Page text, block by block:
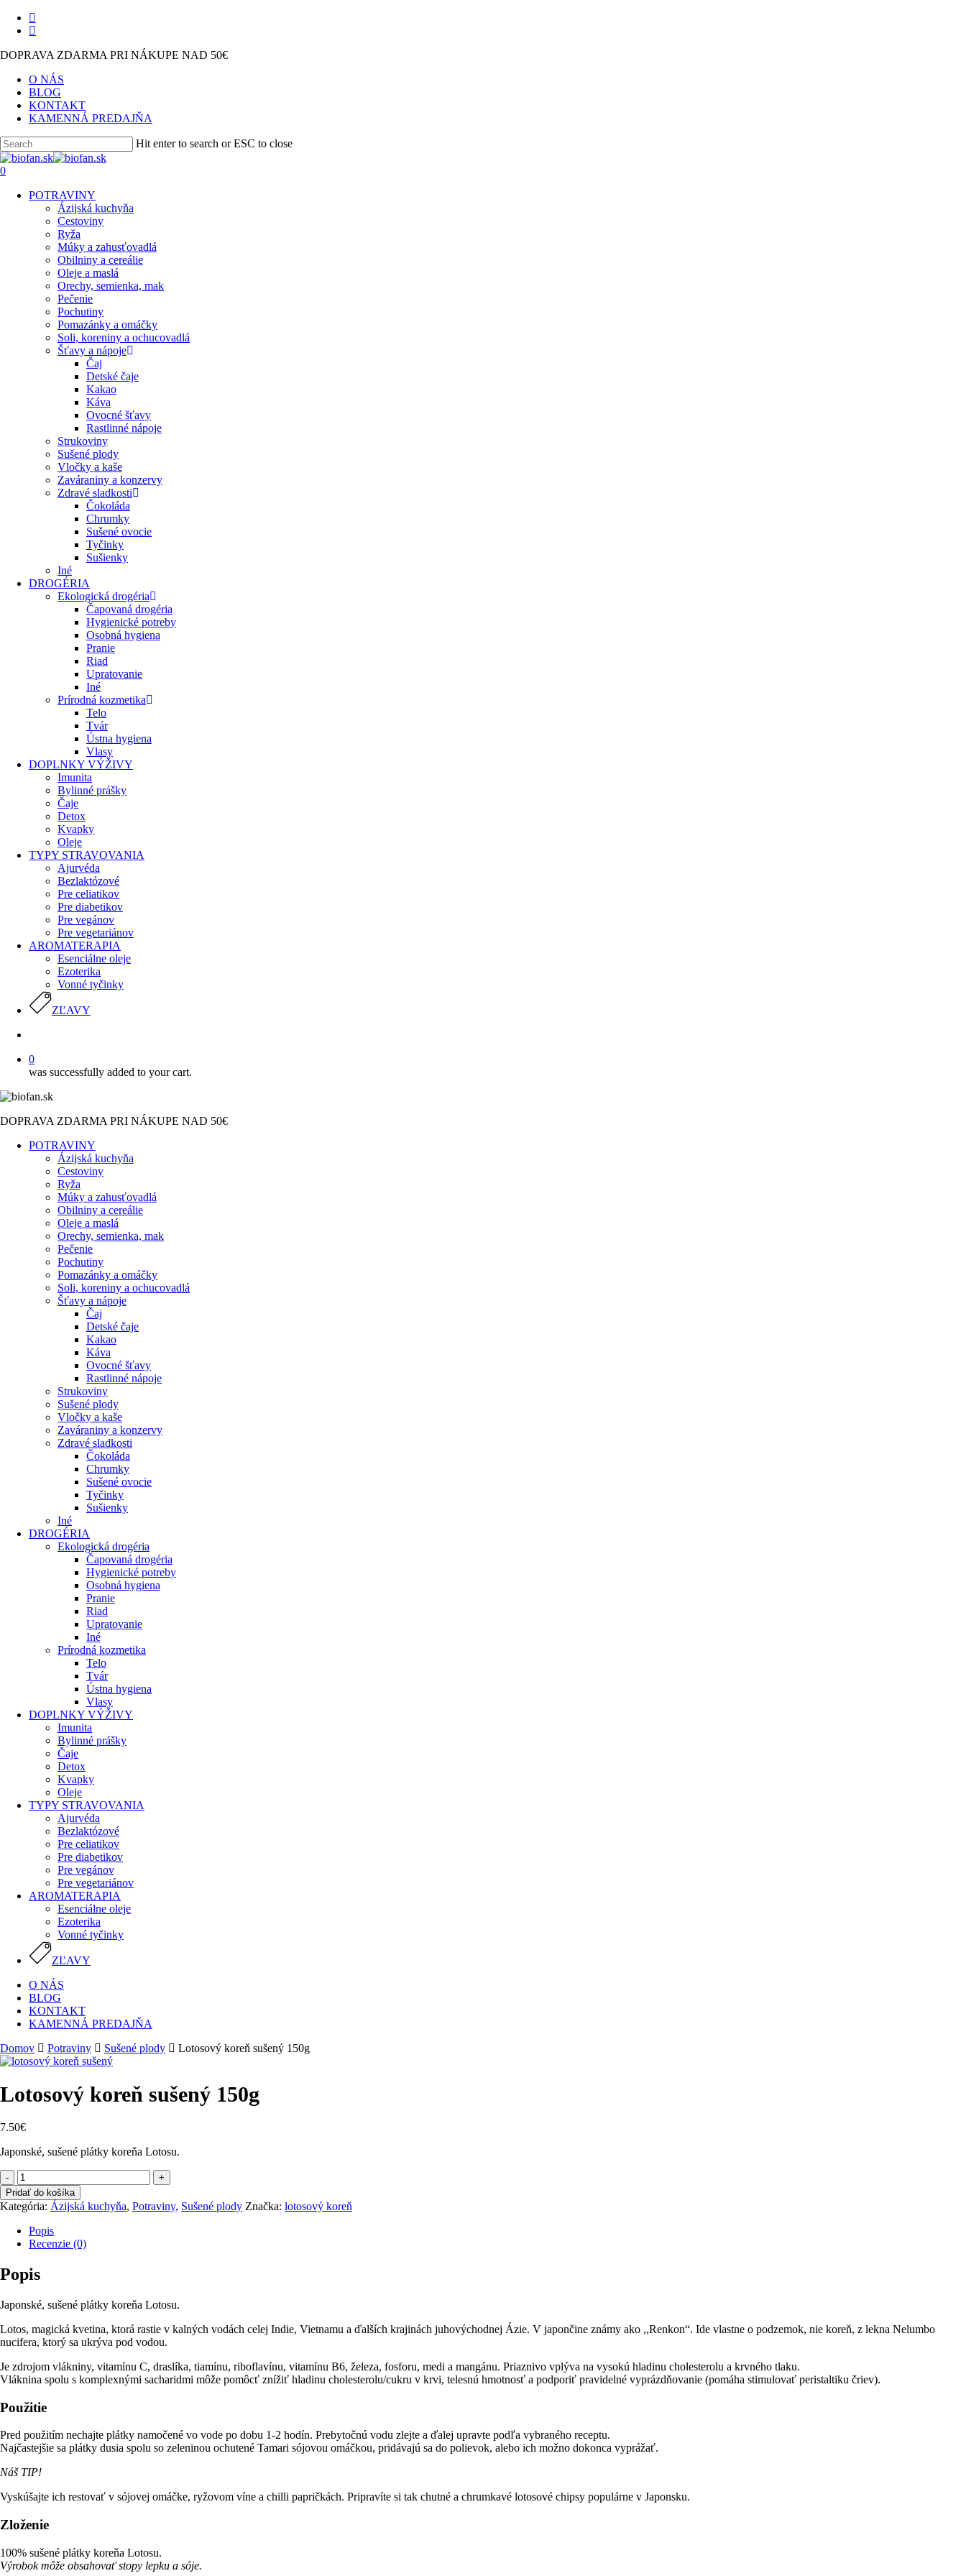
Skip
content
facebook
instagram
DOPRAVA ZDARMA PRI NÁKUPE NAD 50€
O NÁS
BLOG
KONTAKT
KAMENNÁ PREDAJŇA
Hit enter to search or ESC to close
Close
Search
search
0
POTRAVINY
Ázijská kuchyňa
Cestoviny
Ryža
Múky a zahusťovadlá
Obilniny a cereálie
Oleje a maslá
Orechy, semienka, mak
Pečenie
Pochutiny
Pomazánky a omáčky
Soli, koreniny a ochucovadlá
Šťavy a nápoje
Čaj
Detské čaje
Kakao
Káva
Ovocné šťavy
Rastlinné nápoje
Strukoviny
Sušené plody
Vločky a kaše
Zaváraniny a konzervy
Zdravé sladkosti
Čokoláda
Chrumky
Sušené ovocie
Tyčinky
Sušienky
Iné
DROGÉRIA
Ekologická drogéria
Čapovaná drogéria
Hygienické potreby
Osobná hygiena
Pranie
Riad
Upratovanie
Iné
Prírodná kozmetika
Telo
Tvár
Ústna hygiena
Vlasy
DOPLNKY VÝŽIVY
Imunita
Bylinné prášky
Čaje
Detox
Kvapky
Oleje
TYPY STRAVOVANIA
Ajurvéda
Bezlaktózové
Pre celiatikov
Pre diabetikov
Pre vegánov
Pre vegetariánov
AROMATERAPIA
Esenciálne oleje
Ezoterika
Vonné tyčinky
ZĽAVY
0
was successfully added to your cart.
DOPRAVA ZDARMA PRI NÁKUPE NAD 50€
POTRAVINY
Ázijská kuchyňa
Cestoviny
Ryža
Múky a zahusťovadlá
Obilniny a cereálie
Oleje a maslá
Orechy, semienka, mak
Pečenie
Pochutiny
Pomazánky a omáčky
Soli, koreniny a ochucovadlá
Šťavy a nápoje
Čaj
Detské čaje
Kakao
Káva
Ovocné šťavy
Rastlinné nápoje
Strukoviny
Sušené plody
Vločky a kaše
Zaváraniny a konzervy
Zdravé sladkosti
Čokoláda
Chrumky
Sušené ovocie
Tyčinky
Sušienky
Iné
DROGÉRIA
Ekologická drogéria
Čapovaná drogéria
Hygienické potreby
Osobná hygiena
Pranie
Riad
Upratovanie
Iné
Prírodná kozmetika
Telo
Tvár
Ústna hygiena
Vlasy
DOPLNKY VÝŽIVY
Imunita
Bylinné prášky
Čaje
Detox
Kvapky
Oleje
TYPY STRAVOVANIA
Ajurvéda
Bezlaktózové
Pre celiatikov
Pre diabetikov
Pre vegánov
Pre vegetariánov
AROMATERAPIA
Esenciálne oleje
Ezoterika
Vonné tyčinky
ZĽAVY
O NÁS
BLOG
KONTAKT
KAMENNÁ PREDAJŇA
Domov
Potraviny Sušené plody Lotosový koreň sušený 150g
Lotosový koreň sušený 150g
7.50€
Japonské, sušené plátky koreňa Lotosu.
množstvo
Lotosový
koreň
sušený
150g
Pridať do košíka
Kategória: Ázijská kuchyňa, Potraviny, Sušené plody Značka: lotosový koreň
Popis
Recenzie (0)
Popis
Japonské, sušené plátky koreňa Lotosu.
Lotos, magická kvetina, ktorá rastie v kalných vodách celej Indie, Vietnamu a ďalších krajinách juhovýchodnej Ázie. V japončine známy ako ,,Renkon“. Ide vlastne o podzemok, nie koreň, z lekna Nelumbo
nucifera, ktorý sa ukrýva pod vodou.
Je zdrojom vlákniny, vitamínu C, draslíka, tiamínu, riboflavínu, vitamínu B6, železa, fosforu, medi a mangánu. Priaznivo vplýva na vysokú hladinu cholesterolu a krvného tlaku.
Vláknina spolu s komplexnými sacharidmi môže pomôcť znížiť hladinu cholesterolu/cukru v krvi, telesnú hmotnosť a podporiť pravidelné vyprázdňovanie (pomáha stimulovať peristaltiku čriev).
Použitie
Pred použitím nechajte plátky namočené vo vode po dobu 1-2 hodín. Prebytočnú vodu zlejte a ďalej upravte podľa vybraného receptu.
Najčastejšie sa plátky dusia spolu so zeleninou ochutené Tamari sójovou omáčkou, pridávajú sa do polievok, alebo ich možno dokonca vyprážať.
Náš TIP!
Vyskúšajte ich restovať v sójovej omáčke, ryžovom víne a chilli papričkách. Pripravíte si tak chutné a chrumkavé lotosové chipsy populárne v Japonsku.
Zloženie
100% sušené plátky koreňa Lotosu.
Výrobok môže obsahovať stopy lepku a sóje.